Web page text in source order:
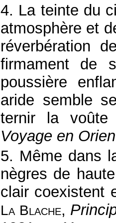
4. La teinte du
atmosphère et
réverbération
firmament de
poussière
aride semble
ternir la
Voyage en
5. Même dans
nègres de
clair coexistent
La Blache,